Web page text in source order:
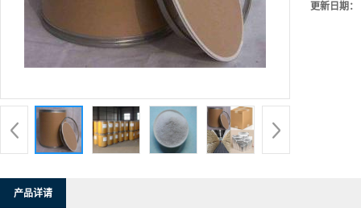
更新日期：
产品详请